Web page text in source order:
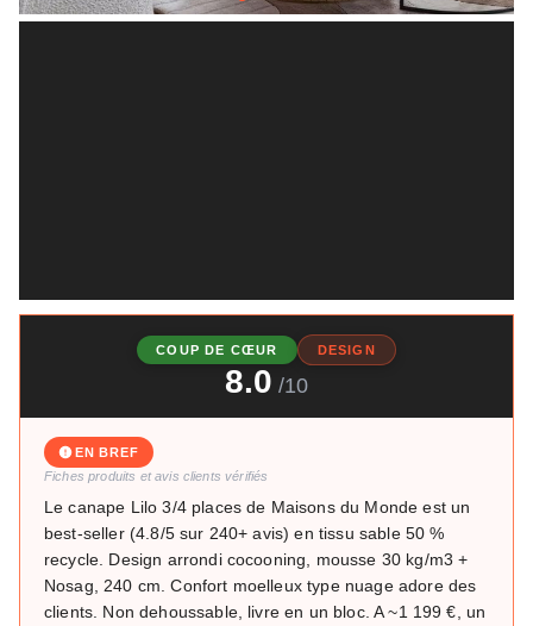
COUP DE CŒUR DESIGN
8.0 /10
EN BREF
Fiches produits et avis clients vérifiés
Le canape Lilo 3/4 places de Maisons du Monde est un
best-seller (4.8/5 sur 240+ avis) en tissu sable 50 %
recycle. Design arrondi cocooning, mousse 30 kg/m3 +
Nosag, 240 cm. Confort moelleux type nuage adore des
clients. Non dehoussable, livre en un bloc. A ~1 199 €, un